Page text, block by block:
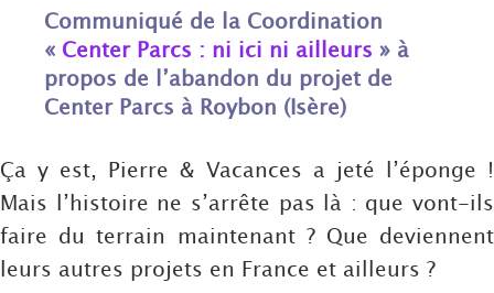
Communiqué de la Coordination
« Center Parcs : ni ici ni ailleurs » à
propos de l’abandon du projet de
Center Parcs à Roybon (Isère)
Ça y est, Pierre & Vacances a jeté l’éponge !
Mais l’histoire ne s’arrête pas là : que vont-ils
faire du terrain maintenant ? Que deviennent
leurs autres projets en France et ailleurs ?